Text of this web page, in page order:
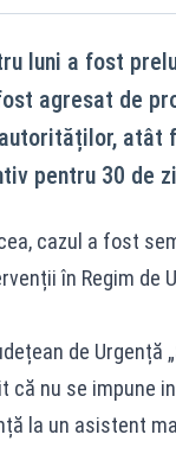
luni a fost
agresat de
atât
pentru 30 de
cazul a fost
în Regim de
de Urgență
nu se impune
la un asistent